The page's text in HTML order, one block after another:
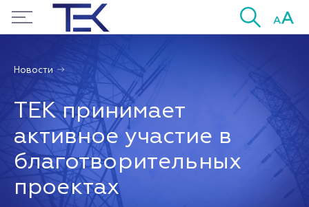
Новости
ТЕК принимает
активное участие в
благотворительных
проектах